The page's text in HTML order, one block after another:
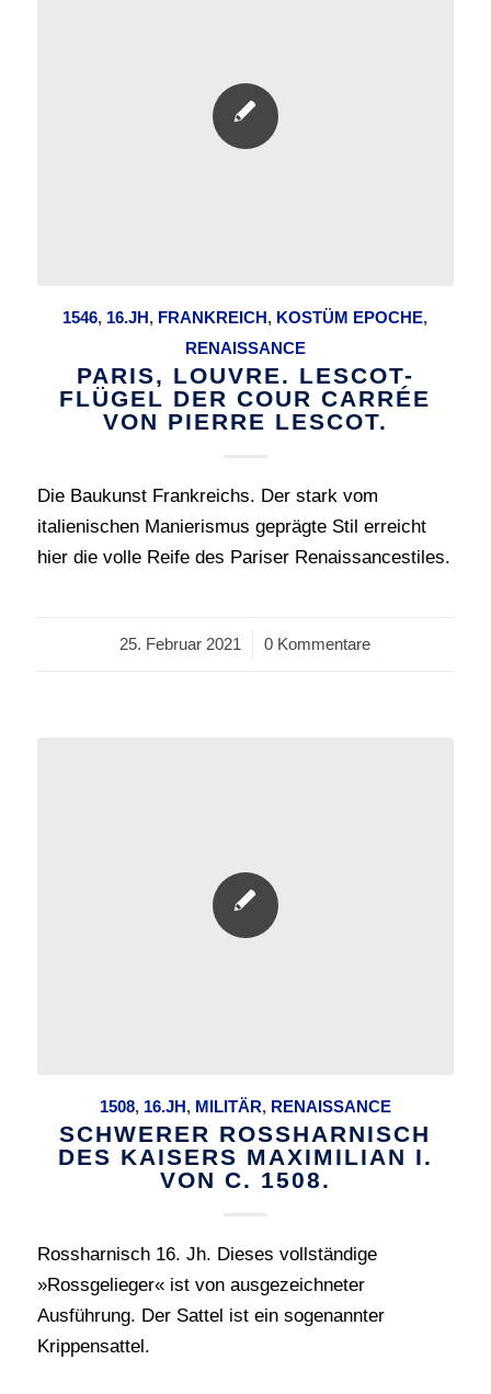
1546, 16.JH, FRANKREICH, KOSTÜM EPOCHE,
RENAISSANCE
PARIS, LOUVRE. LESCOT-
FLÜGEL DER COUR CARRÉE
VON PIERRE LESCOT.
Die Baukunst Frankreichs. Der stark vom
italienischen Manierismus geprägte Stil erreicht
hier die volle Reife des Pariser Renaissancestiles.
25. Februar 2021
/ 0 Kommentare
1508, 16.JH, MILITÄR, RENAISSANCE
SCHWERER ROSSHARNISCH
DES KAISERS MAXIMILIAN I.
VON C. 1508.
Rossharnisch 16. Jh. Dieses vollständige
»Rossgelieger« ist von ausgezeichneter
Ausführung. Der Sattel ist ein sogenannter
Krippensattel.